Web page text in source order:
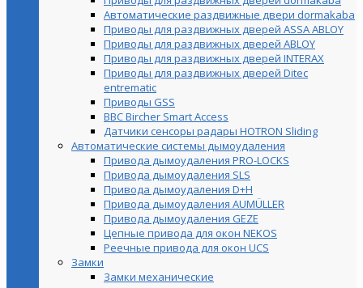
Автоматические раздвижные двери dormakaba
Приводы для раздвижных дверей ASSA ABLOY
Приводы для раздвижных дверей ABLOY
Приводы для раздвижных дверей INTERAX
Приводы для раздвижных дверей Ditec
entrematic
Приводы GSS
BBC Bircher Smart Access
Датчики сенсоры радары HOTRON Sliding
Автоматические системы дымоудаления
Привода дымоудаления PRO-LOCKS
Привода дымоудаления SLS
Привода дымоудаления D+H
Привода дымоудаления AUMÜLLER
Привода дымоудаления GEZE
Цепные привода для окон NEKOS
Реечные привода для окон UСS
Замки
Замки механические